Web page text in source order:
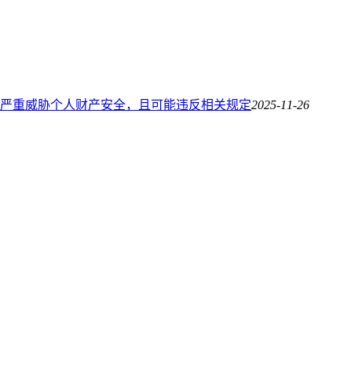
重威胁个人财产安全，且可能违反相关规定2025-11-26